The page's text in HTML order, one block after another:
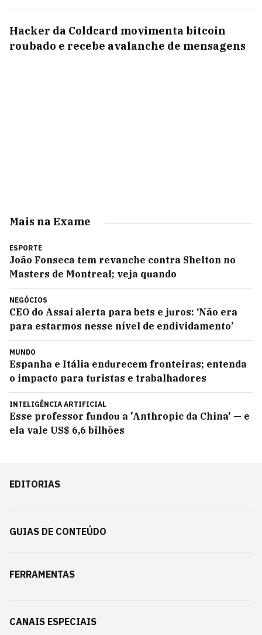
Hacker da Coldcard movimenta bitcoin
roubado e recebe avalanche de mensagens
Mais na Exame
ESPORTE
João Fonseca tem revanche contra Shelton no
Masters de Montreal; veja quando
NEGÓCIOS
CEO do Assaí alerta para bets e juros: ‘Não era
para estarmos nesse nível de endividamento’
MUNDO
Espanha e Itália endurecem fronteiras; entenda
o impacto para turistas e trabalhadores
INTELIGÊNCIA ARTIFICIAL
Esse professor fundou a 'Anthropic da China' — e
ela vale US$ 6,6 bilhões
EDITORIAS
GUIAS DE CONTEÚDO
FERRAMENTAS
CANAIS ESPECIAIS